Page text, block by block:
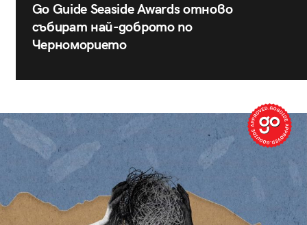
Go Guide Seaside Awards отново
събират най-доброто по
Черноморието